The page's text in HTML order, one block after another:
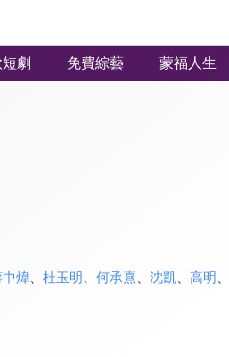
劇 免費綜藝 蒙福人生
中煒、 杜玉明 何承熹、 沈凱 高明